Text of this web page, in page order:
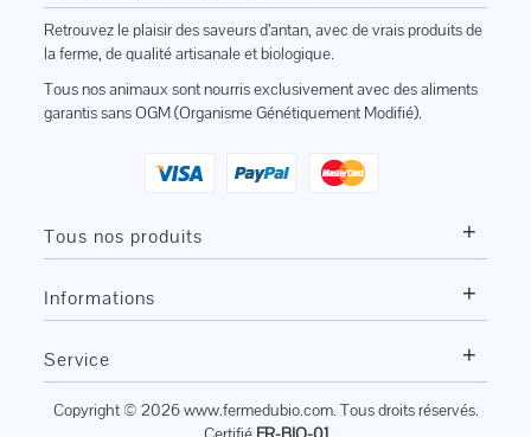
Retrouvez le plaisir des saveurs d’antan, avec de vrais produits de
la ferme, de qualité artisanale et biologique.
Tous nos animaux sont nourris exclusivement avec des aliments
garantis sans OGM (Organisme Génétiquement Modifié).
Tous nos produits +
Informations +
Service +
Copyright © 2026www.fermedubio.com. Tous droits réservés.